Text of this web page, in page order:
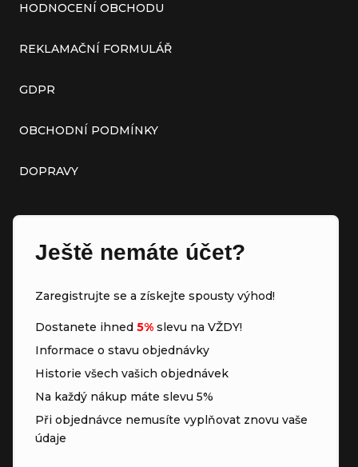
HODNOCENÍ OBCHODU
REKLAMAČNÍ FORMULÁŘ
GDPR
OBCHODNÍ PODMÍNKY
DOPRAVY
Ještě nemáte účet?
Zaregistrujte se a získejte spousty výhod!
Dostanete ihned 5% slevu na VŽDY!
Informace o stavu objednávky
Historie všech vašich objednávek
Na každý nákup máte slevu 5%
Při objednávce nemusíte vyplňovat znovu vaše
údaje